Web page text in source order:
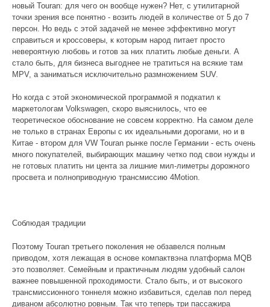
новый Touran: для чего он вообще нужен? Нет, с утилитарной
точки зрения все понятно - возить людей в количестве от 5 до 7
персон. Но ведь с этой задачей не менее эффективно могут
справиться и кроссоверы, к которым народ питает просто
невероятную любовь и готов за них платить любые деньги. А
стало быть, для бизнеса выгоднее не тратиться на всякие там
MPV, а заниматься исключительно размножением SUV.
Но когда с этой экономической программой я подкатил к
маркетологам Volkswagen, скоро выяснилось, что ее
теоретическое обоснование не совсем корректно. На самом деле
не только в странах Европы с их идеальными дорогами, но и в
Китае - втором для VW Touran рынке после Германии - есть очень
много покупателей, выбирающих машину четко под свои нужды и
не готовых платить ни цента за лишние мил-лиметры дорожного
просвета и полноприводную трансмиссию 4Мotion.
Соблюдая традиции
Поэтому Touran третьего поколения не обзавелся полным
приводом, хотя лежащая в основе компактвэна платформа MQB
это позволяет. Семейным и практичным людям удобный салон
важнее повышенной проходимости. Стало быть, и от высокого
трансмиссионного тоннеля можно избавиться, сделав пол перед
диваном абсолютно ровным. Так что теперь три пассажира